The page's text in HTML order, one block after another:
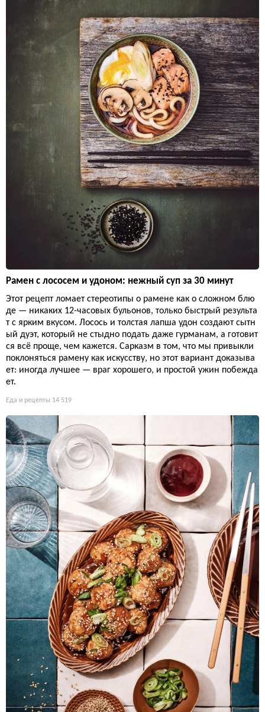
Рамен с лососем и удоном: нежный суп за 30 минут
Этот рецепт ломает стереотипы о рамене как о сложном блю
де — никаких 12-часовых бульонов, только быстрый результа
т с ярким вкусом. Лосось и толстая лапша удон создают сытн
ый дуэт, который не стыдно подать даже гурманам, а готовит
ся всё проще, чем кажется. Сарказм в том, что мы привыкли
поклоняться рамену как искусству, но этот вариант доказыва
ет: иногда лучшее — враг хорошего, и простой ужин побежда
ет.
Еда и рецепты 14 519